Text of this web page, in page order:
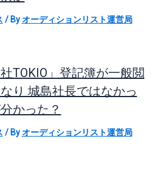
/ Byオーディションリスト運営局
社TOKIO」登記簿が一般閲
り 城島社長ではなかっ
かった？
/ Byオーディションリスト運営局